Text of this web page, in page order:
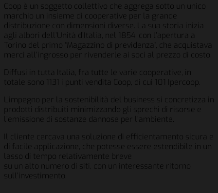
Coop è un soggetto collettivo che aggrega sotto un unico
marchio un insieme di cooperative per la grande
distribuzione con dimensioni diverse. La sua storia inizia
agli albori dell’Unità d’Italia, nel 1854, con l’apertura a
Torino del primo “Magazzino di previdenza”, che acquistava
merci all’ingrosso per rivenderle ai soci al prezzo di costo.
Diffusi in tutta Italia, fra tutte le varie cooperative, in
totale sono 1131 i punti vendita Coop, di cui 101 Ipercoop.
L’impegno per la sostenibilità̀ del business si concretizza in
prodotti distribuiti minimizzando gli sprechi di risorse e
l’emissione di sostanze dannose per l’ambiente.
Il cliente cercava una soluzione di efficientamento sicura e
di facile applicazione, che potesse essere estendibile in un
lasso di tempo relativamente breve
su un alto numero di siti, con un interessante ritorno
sull’investimento.